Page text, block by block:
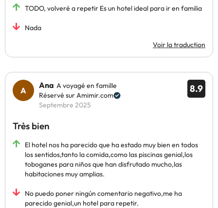
TODO, volveré a repetir Es un hotel ideal para ir en familia
Nada
Voir la traduction
8.9
Ana A voyagé en famille
Réservé sur Amimir.com
Septembre 2025
Très bien
El hotel nos ha parecido que ha estado muy bien en todos
los sentidos,tanto la comida,como las piscinas genial,los
toboganes para niños que han disfrutado mucho,las
habitaciones muy amplias.
No puedo poner ningún comentario negativo,me ha
parecido genial,un hotel para repetir.